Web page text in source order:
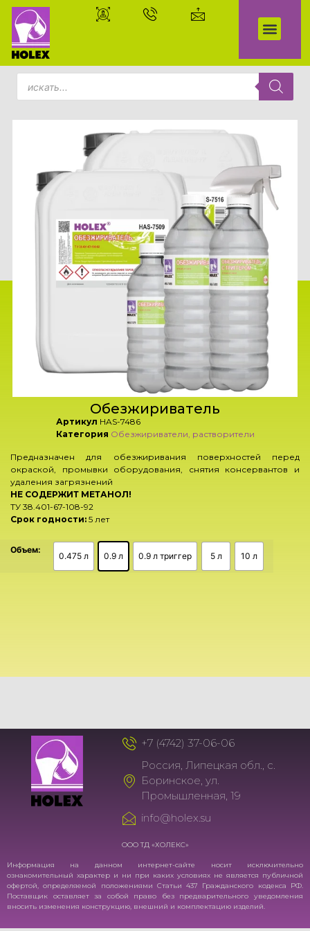
Обезжириватель
Артикул HAS-7486
Категория Обезжириватели, растворители
Предназначен для обезжиривания поверхностей перед
окраской, промывки оборудования, снятия консервантов и
удаления загрязнений
НЕ СОДЕРЖИТ МЕТАНОЛ!
ТУ 38.401-67-108-92
Срок годности: 5 лет
Объем:
0.475 л 0.9 л 0.9 л триггер 5 л 10 л
+7 (4742) 37-06-06
Россия, Липецкая обл., с.
Боринское, ул.
Промышленная, 19
info@holex.su
ООО ТД «ХОЛЕКС»
Информация на данном интернет-сайте носит исключительно
ознакомительный характер и ни при каких условиях не является публичной
офертой, определяемой положениями Статьи 437 Гражданского кодекса РФ.
Поставщик оставляет за собой право без предварительного уведомления
вносить изменения конструкцию, внешний и комплектацию изделий.